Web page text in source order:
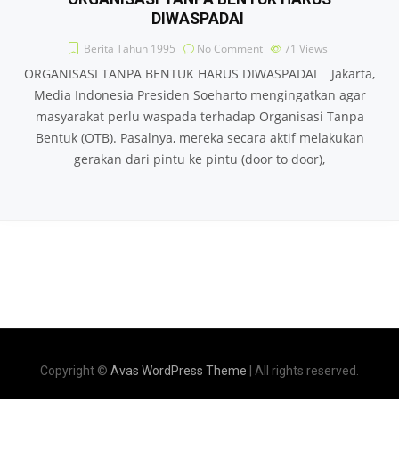
DIWASPADAI
Berita Tahun 1995 No Comment 71 Views
ORGANISASI TANPA BENTUK HARUS DIWASPADAI Jakarta,
Media Indonesia Presiden Soeharto mengingatkan agar
masyarakat perlu waspada terhadap Organisasi Tanpa
Bentuk (OTB). Pasalnya, mereka secara aktif melakukan
gerakan dari pintu ke pintu (door to door),
Copyright © Avas WordPress Theme | All rights reserved.